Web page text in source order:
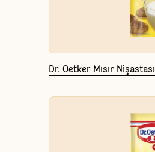
Dr. Oetker Mısır Nişastası